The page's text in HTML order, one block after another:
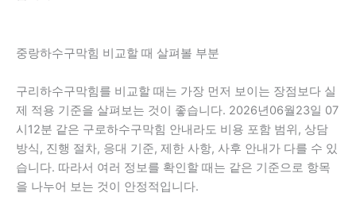
중랑하수구막힘 비교할 때 살펴볼 부분
구리하수구막힘를 비교할 때는 가장 먼저 보이는 장점보다 실
제 적용 기준을 살펴보는 것이 좋습니다. 2026년06월23일 07
시12분 같은 구로하수구막힘 안내라도 비용 포함 범위, 상담
방식, 진행 절차, 응대 기준, 제한 사항, 사후 안내가 다를 수 있
습니다. 따라서 여러 정보를 확인할 때는 같은 기준으로 항목
을 나누어 보는 것이 안정적입니다.